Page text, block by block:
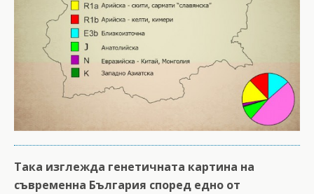
Така изглежда генетичната картина на
съвременна България според едно от